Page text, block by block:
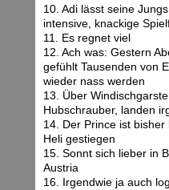
10. Adi lässt seine
intensive, knackige
11. Es regnet viel
12. Ach was: Gestern
gefühlt Tausenden von
wieder nass werden
13. Über
Hubschrauber, landen
14. Der Prince ist
Heli gestiegen
15. Sonnt sich lieber in
Austria
16. Irgendwie ja auch